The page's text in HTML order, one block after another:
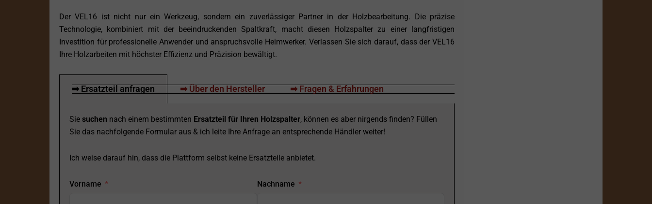
Der VEL16 ist nicht nur ein Werkzeug, sondern ein zuverlässiger Partner in der Holzbearbeitung. Die präzise
Technologie, kombiniert mit der beeindruckenden Spaltkraft, macht diesen Holzspalter zu einer langfristigen
Investition für professionelle Anwender und anspruchsvolle Heimwerker. Verlassen Sie sich darauf, dass der VEL16
Ihre Holzarbeiten mit höchster Effizienz und Präzision bewältigt.
➡ Ersatzteil anfragen ➡ Über den Hersteller ➡ Fragen & Erfahrungen
Sie suchen nach einem bestimmten Ersatzteil für Ihren Holzspalter, können es aber nirgends finden? Füllen
Sie das nachfolgende Formular aus & ich leite Ihre Anfrage an entsprechende Händler weiter!
Ich weise darauf hin, dass die Plattform selbst keine Ersatzteile anbietet.
Vorname Nachname